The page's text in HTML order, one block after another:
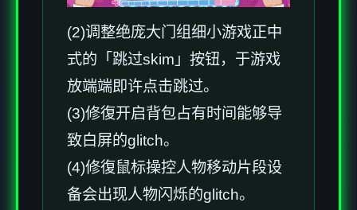
(2)调整绝庞大门组细小游戏正中
式的「跳过skim」按钮，于游戏
放端端即许点击跳过。
(3)修復开启背包占有时间能够导
致白屏的glitch。
(4)修復鼠标操控人物移动片段设
备会出现人物闪烁的glitch。